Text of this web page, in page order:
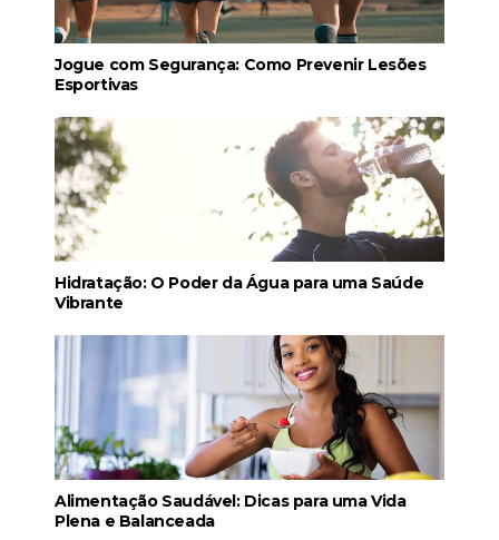
Jogue com Segurança: Como Prevenir Lesões
Esportivas
Hidratação: O Poder da Água para uma Saúde
Vibrante
Alimentação Saudável: Dicas para uma Vida
Plena e Balanceada